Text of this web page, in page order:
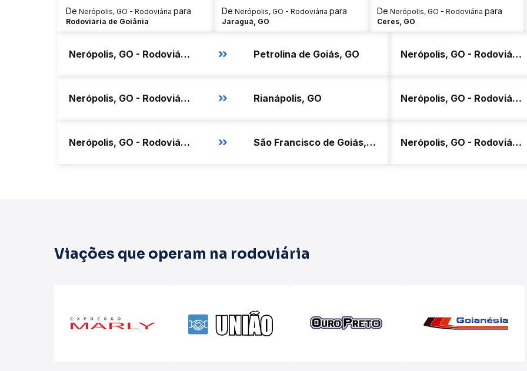
De Nerópolis, GO - Rodoviária para
Rodoviária de Goiânia
De Nerópolis, GO - Rodoviária para
Jaraguá, GO
De Nerópolis, GO - Rodoviária para
Ceres, GO
Nerópolis, GO - Rodoviária Petrolina de Goiás, GO Nerópolis, GO - Rodoviária
Nerópolis, GO - Rodoviária Rianápolis, GO Nerópolis, GO - Rodoviária
Nerópolis, GO - Rodoviária São Francisco de Goiás, GO Nerópolis, GO - Rodoviária
Viações que operam na rodoviária